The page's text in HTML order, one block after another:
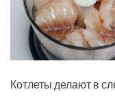
Котлеты делают в